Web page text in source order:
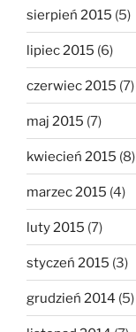
sierpień 2015 (5)
lipiec 2015 (6)
czerwiec 2015 (7)
maj 2015 (7)
kwiecień 2015 (8)
marzec 2015 (4)
luty 2015 (7)
styczeń 2015 (3)
grudzień 2014 (5)